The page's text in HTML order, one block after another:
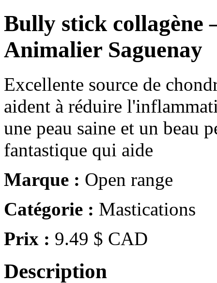
Bully stick collagène
Animalier Saguenay
Excellente source de
aident à réduire
une peau saine et un beau
fantastique qui aide
Marque : Open range
Catégorie : Mastications
Prix : 9.49 $ CAD
Description